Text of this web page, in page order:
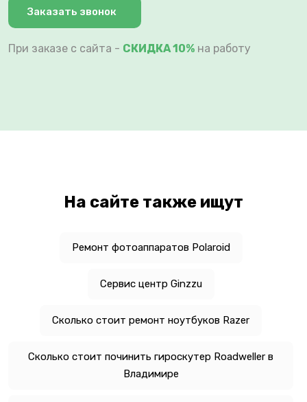
Заказать звонок
При заказе с сайта - СКИДКА 10% на работу
На сайте также ищут
Ремонт фотоаппаратов Polaroid
Сервис центр Ginzzu
Сколько стоит ремонт ноутбуков Razer
Сколько стоит починить гироскутер Roadweller в
Владимире